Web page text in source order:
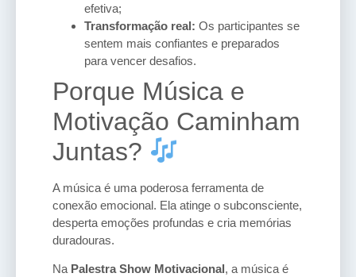
efetiva;
Transformação real: Os participantes se
sentem mais confiantes e preparados
para vencer desafios.
Porque Música e
Motivação Caminham
Juntas?
A música é uma poderosa ferramenta de
conexão emocional. Ela atinge o subconsciente,
desperta emoções profundas e cria memórias
duradouras.
Na Palestra Show Motivacional , a música é